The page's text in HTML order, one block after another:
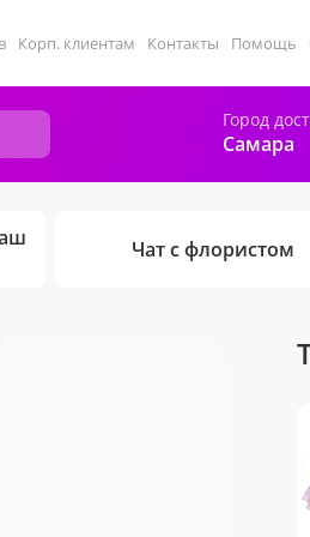
Корп. клиентам Контакты Помощь
Город
Самара
Чат с флористом